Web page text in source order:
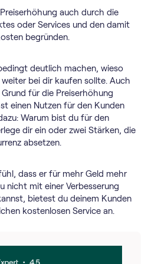
auch durch die
oder Services und den damit
begründen.
deutlich machen, wieso
bei dir kaufen sollte. Auch
für die Preiserhöhung
einen Nutzen für den Kunden
Warum bist du für den
dir ein oder zwei Stärken, die
absetzen.
dass er für mehr Geld mehr
nicht mit einer Verbesserung
bietest du deinem Kunden
kostenlosen Service an.